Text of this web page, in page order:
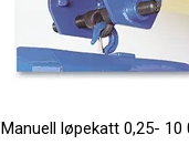
Manuell løpekatt 0,25- 10